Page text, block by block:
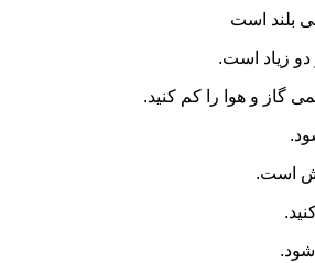
دو زیاد است.
گاز و هوا را کم کنید.
است.